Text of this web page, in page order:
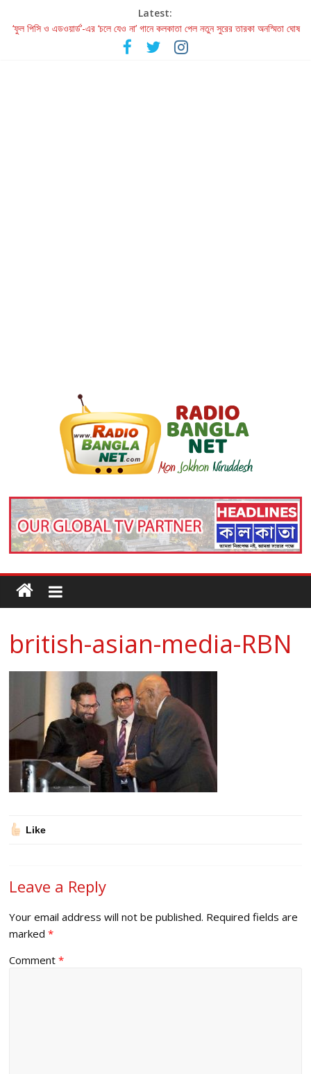
Latest:
‘ফুল পিসি ও এডওয়ার্ড’-এর ‘চলে যেও না’ গানে কলকাতা পেল নতুন সুরের তারকা অনস্মিতা ঘোষ
রবীন্দ্রনাথ ও গুলজারের সৃষ্টির মেলবন্ধনে মুগ্ধ করল ‘দুই তারার দোতারা’
কলের গান থেকে রীলস্ — বাঙালির গান শোনার বিবর্তনের গল্প
british-asian-media-RBN
Like
Leave a Reply
Your email address will not be published. Required fields are
marked*
Comment*